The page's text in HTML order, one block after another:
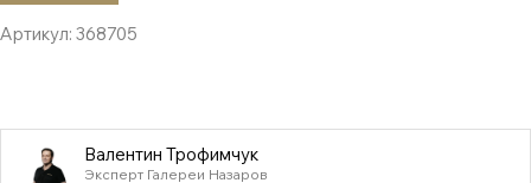
Артикул: 368705
Валентин Трофимчук
Эксперт Галереи Назаров